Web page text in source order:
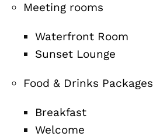
Meeting rooms
Waterfront Room
Sunset Lounge
Food & Drinks Packages
Breakfast
Welcome